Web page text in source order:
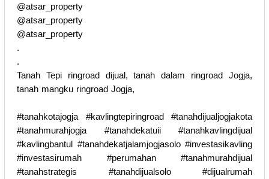
@atsar_property
@atsar_property
@atsar_property
.
.
Tanah Tepi ringroad dijual, tanah dalam ringroad Jogja,
tanah mangku ringroad Jogja,
#tanahkotajogja #kavlingtepiringroad #tanahdijualjogjakota
#tanahmurahjogja #tanahdekatuii #tanahkavlingdijual
#kavlingbantul #tanahdekatjalamjogjasolo #investasikavling
#investasirumah #perumahan #tanahmurahdijual
#tanahstrategis #tanahdijualsolo #dijualrumah